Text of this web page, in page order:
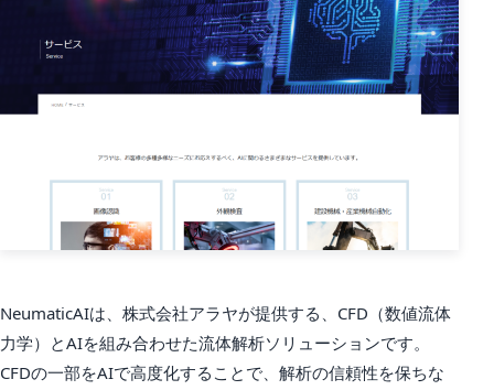
NeumaticAIは、株式会社アラヤが提供する、CFD（数値流体
力学）とAIを組み合わせた流体解析ソリューションです。
CFDの一部をAIで高度化することで、解析の信頼性を保ちな